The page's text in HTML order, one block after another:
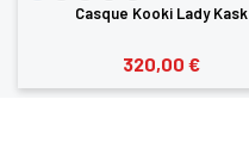
Casque Kooki Lady Kask
320,00 €